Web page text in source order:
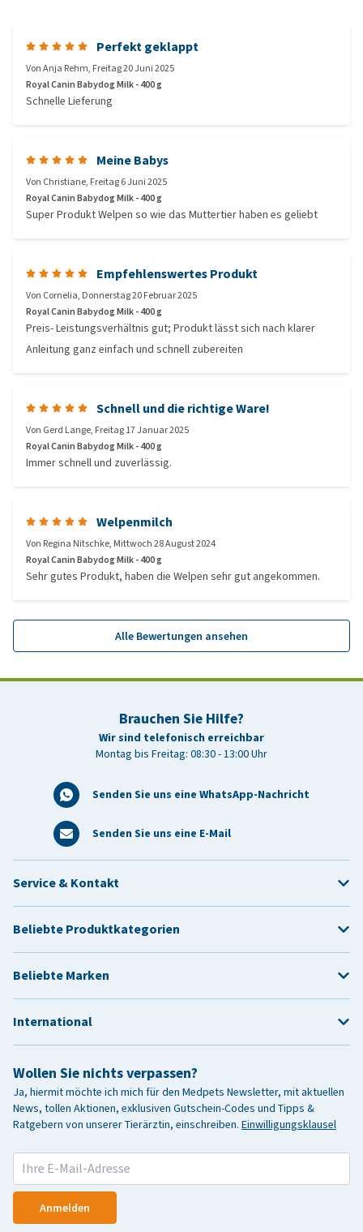
Perfekt geklappt
VonAnja Rehm, Freitag 20 Juni 2025
Royal Canin Babydog Milk - 400 g
Schnelle Lieferung
Meine Babys
Von Christiane, Freitag 6 Juni 2025
Royal Canin Babydog Milk - 400 g
Super Produkt Welpen so wie das Muttertier haben es geliebt
Empfehlenswertes Produkt
Von Cornelia, Donnerstag 20 Februar 2025
Royal Canin Babydog Milk - 400 g
Preis- Leistungsverhältnis gut; Produkt lässt sich nach klarer
Anleitung ganz einfach und schnell zubereiten
Schnell und die richtige Ware!
Von Gerd Lange, Freitag 17 Januar 2025
Royal Canin Babydog Milk - 400 g
Immer schnell und zuverlässig.
Welpenmilch
Von Regina Nitschke, Mittwoch 28 August 2024
Royal Canin Babydog Milk - 400 g
Sehr gutes Produkt, haben die Welpen sehr gut angekommen.
Alle Bewertungen ansehen
Brauchen Sie Hilfe?
Wir sind telefonisch erreichbar
Montag bis Freitag: 08:30 - 13:00 Uhr
Senden Sie uns eine WhatsApp-Nachricht
Senden Sie uns eine E-Mail
Wollen Sie nichts verpassen?
Ja, hiermit möchte ich mich für den Medpets Newsletter, mit aktuellen
News, tollen Aktionen, exklusiven Gutschein-Codes und Tipps &
Ratgebern von unserer Tierärztin, einschreiben. Einwilligungsklausel
Anmelden
Service & Kontakt
Beliebte Produktkategorien
Beliebte Marken
International